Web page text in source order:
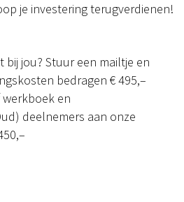
je investering terugverdienen!
bij jou? Stuur een mailtje en
bedragen € 495,–
werkboek en
deelnemers aan onze